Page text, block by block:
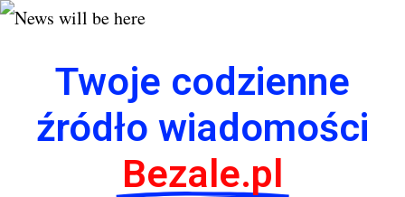
Twoje codzienne
źródło wiadomości
Bezale.pl